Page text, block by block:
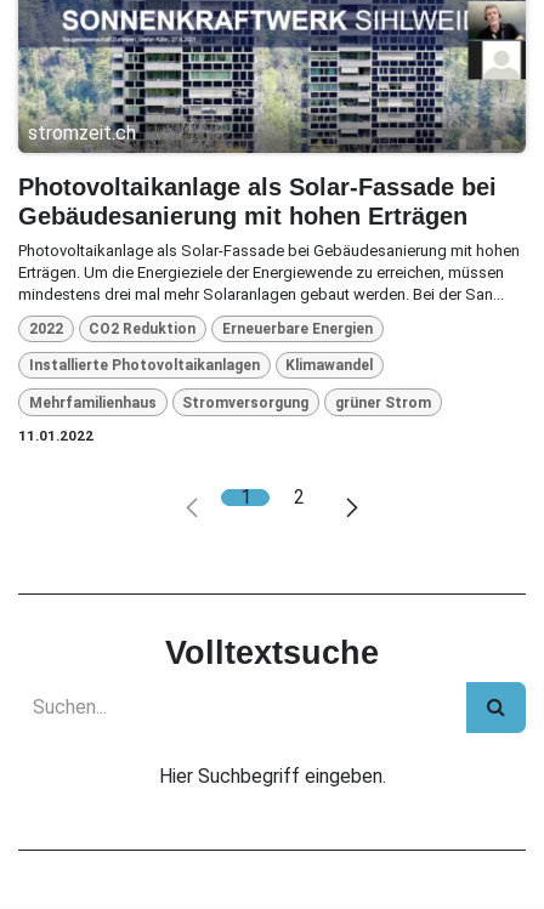
stromzeit.ch
Photovoltaikanlage als Solar-Fassade bei
Gebäudesanierung mit hohen Erträgen
Photovoltaikanlage als Solar-Fassade bei Gebäudesanierung mit hohen
Erträgen. Um die Energieziele der Energiewende zu erreichen, müssen
mindestens drei mal mehr Solaranlagen gebaut werden. Bei der San...
2022 CO2 Reduktion Erneuerbare Energien
Installierte Photovoltaikanlagen Klimawandel
Mehrfamilienhaus Stromversorgung
grüner Strom
11.01.2022
1 2
Volltextsuche
Hier Suchbegriff eingeben.